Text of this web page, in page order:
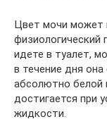
Цвет мочи может
физиологический
идете в туалет,
в течение дня
абсолютно белой
достигается при
жидкости.